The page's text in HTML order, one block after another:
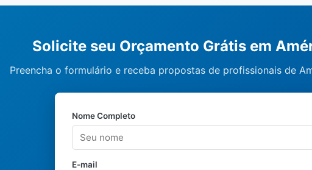
Solicite seu Orçamento Grátis em
Preencha o formulário e receba propostas de profissionais de
Nome Completo
E-mail